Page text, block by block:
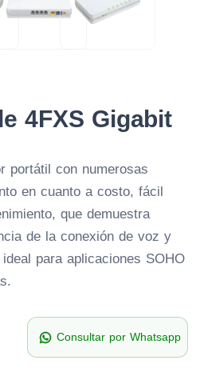
4FXS Gigabit
portátil con numerosas
en cuanto a costo, fácil
que demuestra
de la conexión de voz y
para aplicaciones SOHO
Consultar por Whatsapp